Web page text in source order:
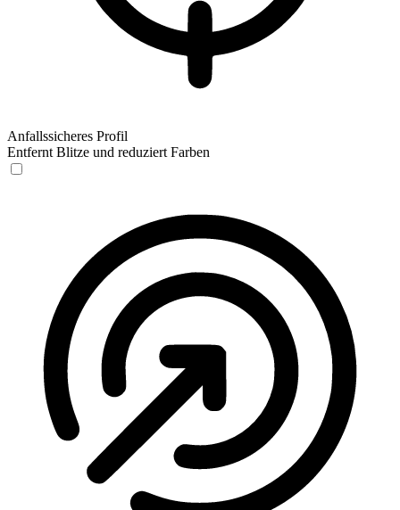
Anfallssicheres Profil
Entfernt Blitze und reduziert Farben